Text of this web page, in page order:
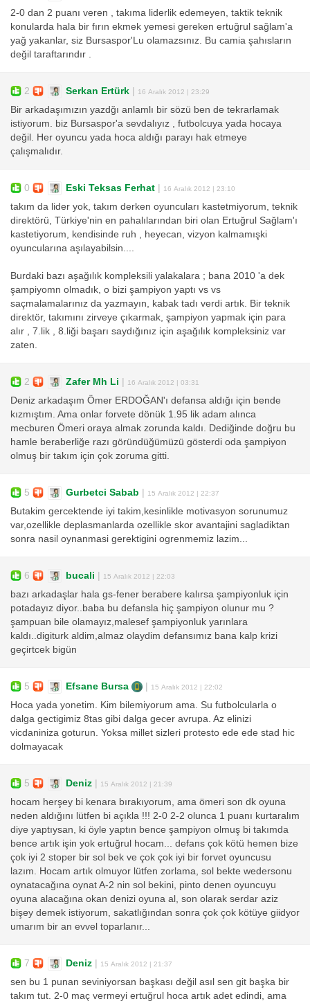
2-0 dan 2 puanı veren , takıma liderlik edemeyen, taktik teknik
konularda hala bir fırın ekmek yemesi gereken ertuğrul sağlam'a
yağ yakanlar, siz Bursaspor'Lu olamazsınız. Bu camia şahısların
değil taraftarındır .
2 Serkan Ertürk | 16 Aralık 2012 | 23:29
Bir arkadaşımızın yazdğı anlamlı bir sözü ben de tekrarlamak
istiyorum. biz Bursaspor'a sevdalıyız , futbolcuya yada hocaya
değil. Her oyuncu yada hoca aldığı parayı hak etmeye
çalışmalıdır.
0 Eski Teksas Ferhat | 16 Aralık 2012 | 23:10
takım da lider yok, takım derken oyuncuları kastetmiyorum, teknik
direktörü, Türkiye'nin en pahalılarından biri olan Ertuğrul Sağlam'ı
kastetiyorum, kendisinde ruh , heyecan, vizyon kalmamışki
oyuncularına aşılayabilsin....
Burdaki bazı aşağılık kompleksili yalakalara ; bana 2010 'a dek
şampiyomn olmadık, o bizi şampiyon yaptı vs vs
saçmalamalarınız da yazmayın, kabak tadı verdi artık. Bir teknik
direktör, takımını zirveye çıkarmak, şampiyon yapmak için para
alır , 7.lik , 8.liği başarı saydığınız için aşağılık kompleksiniz var
zaten.
2 Zafer Mh Li | 16 Aralık 2012 | 03:31
Deniz arkadaşım Ömer ERDOĞAN'ı defansa aldığı için bende
kızmıştım. Ama onlar forvete dönük 1.95 lik adam alınca
mecburen Ömeri oraya almak zorunda kaldı. Dediğinde doğru bu
hamle beraberliğe razı göründüğümüzü gösterdi oda şampiyon
olmuş bir takım için çok zoruma gitti.
5 Gurbetci Sabab | 15 Aralık 2012 | 22:37
Butakim gercektende iyi takim,kesinlikle motivasyon sorunumuz
var,ozellikle deplasmanlarda ozellikle skor avantajini sagladiktan
sonra nasil oynanmasi gerektigini ogrenmemiz lazim...
6 bucali | 15 Aralık 2012 | 22:03
bazı arkadaşlar hala gs-fener berabere kalırsa şampiyonluk için
potadayız diyor..baba bu defansla hiç şampiyon olunur mu ?
şampuan bile olamayız,malesef şampiyonluk yarınlara
kaldı..digiturk aldim,almaz olaydim defansımız bana kalp krizi
geçirtcek bigün
5 Efsane Bursa | 15 Aralık 2012 | 22:02
Hoca yada yonetim. Kim bilemiyorum ama. Su futbolcularla o
dalga gectigimiz 8tas gibi dalga gecer avrupa. Az elinizi
vicdaniniza goturun. Yoksa millet sizleri protesto ede ede stad hic
dolmayacak
5 Deniz | 15 Aralık 2012 | 21:39
hocam herşey bi kenara bırakıyorum, ama ömeri son dk oyuna
neden aldığını lütfen bi açıkla !!! 2-0 2-2 olunca 1 puanı kurtaralım
diye yaptıysan, ki öyle yaptın bence şampiyon olmuş bi takımda
bence artık işin yok ertuğrul hocam... defans çok kötü hemen bize
çok iyi 2 stoper bir sol bek ve çok çok iyi bir forvet oyuncusu
lazım. Hocam artık olmuyor lütfen zorlama, sol bekte wedersonu
oynatacağına oynat A-2 nin sol bekini, pinto denen oyuncuyu
oyuna alacağına okan denizi oyuna al, son olarak serdar aziz
bişey demek istiyorum, sakatlığından sonra çok çok kötüye giidyor
umarım bir an evvel toparlanır...
7 Deniz | 15 Aralık 2012 | 21:37
sen bu 1 punan seviniyorsan başkası değil asıl sen git başka bir
takım tut. 2-0 maç vermeyi ertuğrul hoca artık adet edindi, ama